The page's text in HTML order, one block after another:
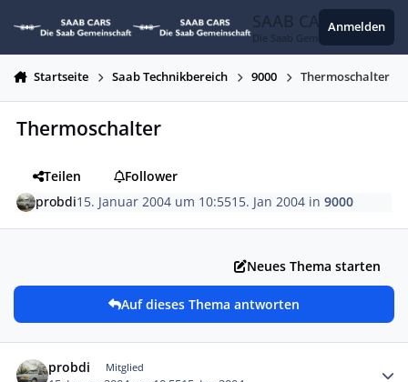
SAAB CARS
Die Saab Gemeinschaft
Anmelden
Startseite Saab Technikbereich 9000 Thermoschalter
Thermoschalter
Teilen
Follower
probdi15. Januar 2004 um 10:5515. Jan 2004 in9000
Neues Thema starten
Auf dieses Thema antworten
probdi Mitglied